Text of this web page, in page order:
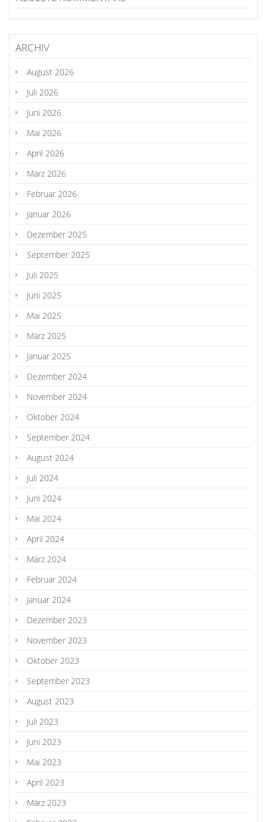
ARCHIV
August 2026
Juli 2026
Juni 2026
Mai 2026
April 2026
März 2026
Februar 2026
Januar 2026
Dezember 2025
September 2025
Juli 2025
Juni 2025
Mai 2025
März 2025
Januar 2025
Dezember 2024
November 2024
Oktober 2024
September 2024
August 2024
Juli 2024
Juni 2024
Mai 2024
April 2024
März 2024
Februar 2024
Januar 2024
Dezember 2023
November 2023
Oktober 2023
September 2023
August 2023
Juli 2023
Juni 2023
Mai 2023
April 2023
März 2023